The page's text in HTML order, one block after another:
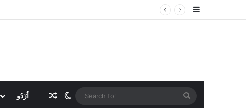
اُرْدُو Random Article
Switch skin